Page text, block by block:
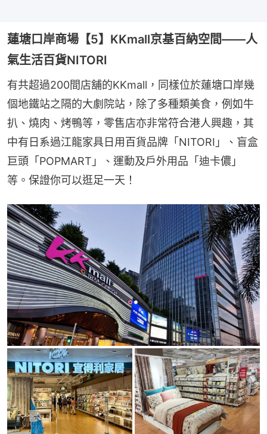
蓮塘口岸商場【5】KKmall京基百納空間——人
氣生活百貨NITORI
有共超過200間店舖的KKmall，同樣位於蓮塘口岸幾
個地鐵站之隔的大劇院站，除了多種類美食，例如牛
扒、燒肉、烤鴨等，零售店亦非常符合港人興趣，其
中有日系過江龍家具日用百貨品牌「NITORI」、盲盒
巨頭「POPMART」、運動及戶外用品「迪卡儂」
等。保證你可以逛足一天！